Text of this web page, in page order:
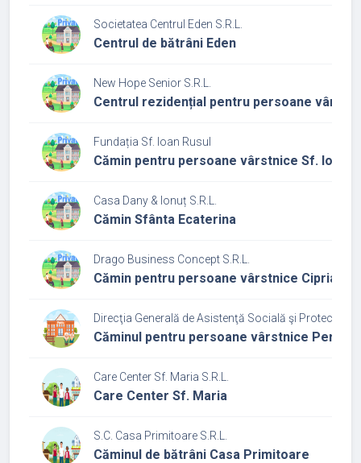
Societatea Centrul Eden S.R.L.
Centrul de bătrâni Eden
New Hope Senior S.R.L.
Centrul rezidențial pentru persoane
Fundația Sf. Ioan Rusul
Cămin pentru persoane vârstnice Sf. Ioan
Casa Dany & Ionuț S.R.L.
Cămin Sfânta Ecaterina
Drago Business Concept S.R.L.
Cămin pentru persoane vârstnice Ciprian și
Direcţia Generală de Asistenţă Socială şi Protecţia
Căminul pentru persoane vârstnice Periș
Care Center Sf. Maria S.R.L.
Care Center Sf. Maria
S.C. Casa Primitoare S.R.L.
Căminul de bătrâni Casa Primitoare